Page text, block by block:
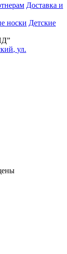
Доставка и
носки Детские
, ул.